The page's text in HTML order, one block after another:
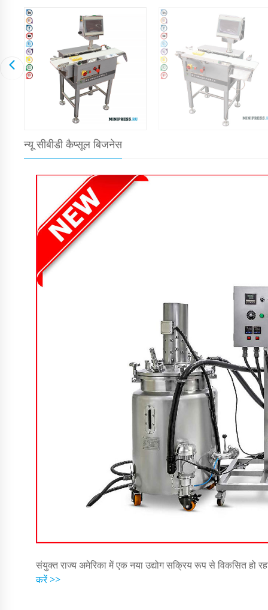
न्यू सीबीडी कैप्सूल बिजनेस
संयुक्त राज्य अमेरिका में एक नया उद्योग सक्रिय रूप से विकसित हो
करें >>